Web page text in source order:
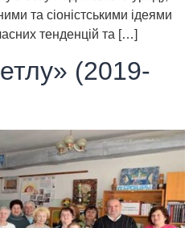
та сіоністськими ідеями
тенденцій та […]
(2019-